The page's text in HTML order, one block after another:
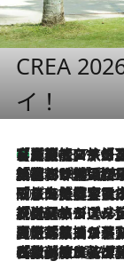
CREA
イ！
2026.8.7
【厳選旅コスメ】「多機能アイテムがメイン！」旅好き美容エディターが選んだ夏旅ベストコスメを発表【Mサイズジップ】
2026.8.6
「荷物が増えるほど旅ストレスは増す」美容ジャーナリストがたどり着いた最終結論。“化粧品を劇的に減らす”感動の凝縮美容とは
2026.8.6
「旅先には金髪ウィッグを持参」日本と同じメイクでは損してる!? 美容ジャーナリストが提案する“掟破
2026.8.6
【厳選旅コスメ】「身軽さ＆UV対策重視！」ヘアアーティストshucoが選んだ夏旅ベストコスメを発表【Mサイズジップ】
2026.8.5
【厳選旅コスメ】国内をあちこち移動する河井菜摘が選んだ夏旅ベストコスメ発表！「リラックスアイテムはマ
2026.8.4
【厳選旅コスメ】「紫外線＆乾燥対策しながらメイク感も！」ヘア＆メイクGeorgeが選んだ夏旅ベストコスメを発表！【Mサイズジップ】